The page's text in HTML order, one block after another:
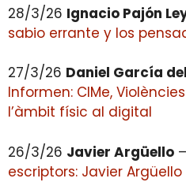
28/3/26 Ignacio Pajón
sabio errante y los
27/3/26 Daniel García
Informen: CIMe,
l’àmbit físic al digital
26/3/26 Javier Argüello –
escriptors: Javier Argüello